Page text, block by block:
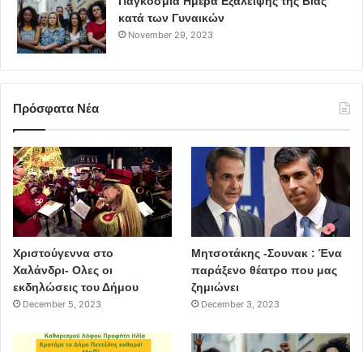
κατά των Γυναικών
November 29, 2023
Πρόσφατα Νέα
Χριστούγεννα στο
Χαλάνδρι- Ολες οι
εκδηλώσεις του Δήμου
December 5, 2023
Μητσοτάκης -Σουνακ : Ένα
παράξενο θέατρο που μας
ζημιώνει
December 3, 2023